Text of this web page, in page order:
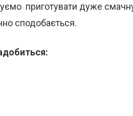
приготувати дуже
сподобається.